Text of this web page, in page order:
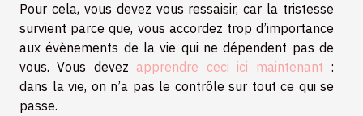
Pour cela, vous devez vous ressaisir, car la tristesse
survient parce que, vous accordez trop d’importance
aux évènements de la vie qui ne dépendent pas de
vous. Vous devez apprendre ceci ici maintenant :
dans la vie, on n’a pas le contrôle sur tout ce qui se
passe.